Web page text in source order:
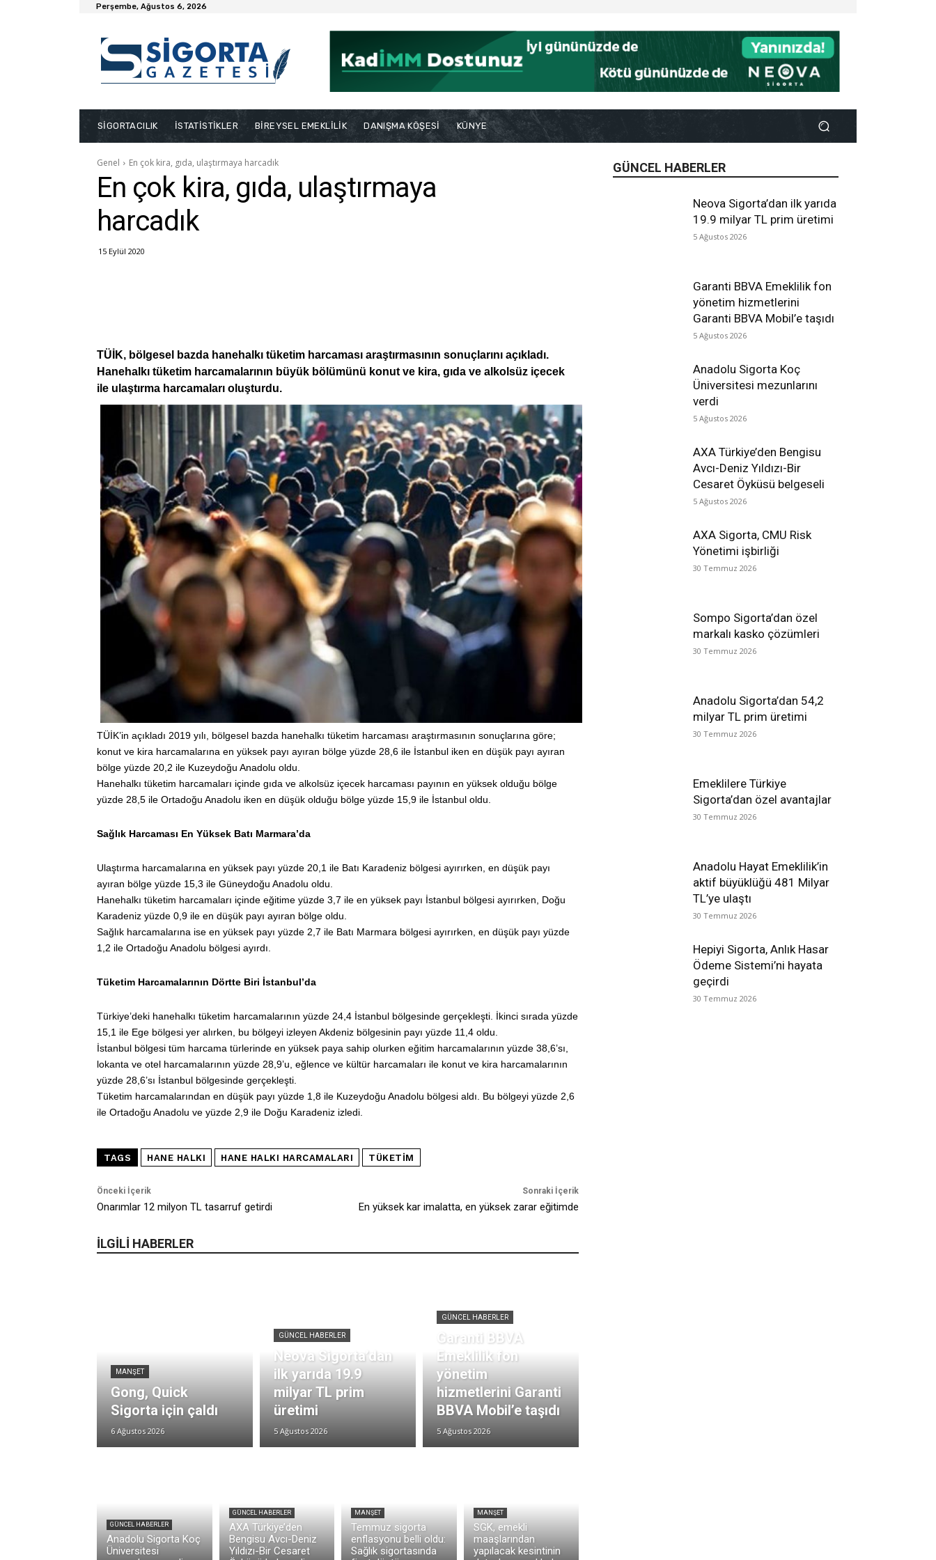
Perşembe, Ağustos 6, 2026
SİGORTACILIK İSTATİSTİKLER BİREYSEL EMEKLİLİK DANIŞMA KÖŞESİ KÜNYE
GÜNCEL HABERLER
Neova Sigorta’dan ilk yarıda
19.9 milyar TL prim üretimi
5 Ağustos 2026
Garanti BBVA Emeklilik fon
yönetim hizmetlerini
Garanti BBVA Mobil’e taşıdı
5 Ağustos 2026
Anadolu Sigorta Koç
Üniversitesi mezunlarını
verdi
5 Ağustos 2026
AXA Türkiye’den Bengisu
Avcı-Deniz Yıldızı-Bir
Cesaret Öyküsü belgeseli
5 Ağustos 2026
AXA Sigorta, CMU Risk
Yönetimi işbirliği
30 Temmuz 2026
Sompo Sigorta’dan özel
markalı kasko çözümleri
30 Temmuz 2026
Anadolu Sigorta’dan 54,2
milyar TL prim üretimi
30 Temmuz 2026
Emeklilere Türkiye
Sigorta’dan özel avantajlar
30 Temmuz 2026
Anadolu Hayat Emeklilik’in
aktif büyüklüğü 481 Milyar
TL’ye ulaştı
30 Temmuz 2026
Hepiyi Sigorta, Anlık Hasar
Ödeme Sistemi’ni hayata
geçirdi
30 Temmuz 2026
Genel En çok kira, gıda, ulaştırmaya harcadık
En çok kira, gıda, ulaştırmaya
harcadık
15 Eylül 2020
TÜİK, bölgesel bazda hanehalkı tüketim harcaması araştırmasının sonuçlarını açıkladı.
Hanehalkı tüketim harcamalarının büyük bölümünü konut ve kira, gıda ve alkolsüz içecek
ile ulaştırma harcamaları oluşturdu.
TÜİK’in açıkladı 2019 yılı, bölgesel bazda hanehalkı tüketim harcaması araştırmasının sonuçlarına göre;
konut ve kira harcamalarına en yüksek payı ayıran bölge yüzde 28,6 ile İstanbul iken en düşük payı ayıran
bölge yüzde 20,2 ile Kuzeydoğu Anadolu oldu.
Hanehalkı tüketim harcamaları içinde gıda ve alkolsüz içecek harcaması payının en yüksek olduğu bölge
yüzde 28,5 ile Ortadoğu Anadolu iken en düşük olduğu bölge yüzde 15,9 ile İstanbul oldu.
Sağlık Harcaması En Yüksek Batı Marmara’da
Ulaştırma harcamalarına en yüksek payı yüzde 20,1 ile Batı Karadeniz bölgesi ayırırken, en düşük payı
ayıran bölge yüzde 15,3 ile Güneydoğu Anadolu oldu.
Hanehalkı tüketim harcamaları içinde eğitime yüzde 3,7 ile en yüksek payı İstanbul bölgesi ayırırken, Doğu
Karadeniz yüzde 0,9 ile en düşük payı ayıran bölge oldu.
Sağlık harcamalarına ise en yüksek payı yüzde 2,7 ile Batı Marmara bölgesi ayırırken, en düşük payı yüzde
1,2 ile Ortadoğu Anadolu bölgesi ayırdı.
Tüketim Harcamalarının Dörtte Biri İstanbul’da
Türkiye’deki hanehalkı tüketim harcamalarının yüzde 24,4 İstanbul bölgesinde gerçekleşti. İkinci sırada yüzde
15,1 ile Ege bölgesi yer alırken, bu bölgeyi izleyen Akdeniz bölgesinin payı yüzde 11,4 oldu.
İstanbul bölgesi tüm harcama türlerinde en yüksek paya sahip olurken eğitim harcamalarının yüzde 38,6’sı,
lokanta ve otel harcamalarının yüzde 28,9’u, eğlence ve kültür harcamaları ile konut ve kira harcamalarının
yüzde 28,6’sı İstanbul bölgesinde gerçekleşti.
Tüketim harcamalarından en düşük payı yüzde 1,8 ile Kuzeydoğu Anadolu bölgesi aldı. Bu bölgeyi yüzde 2,6
ile Ortadoğu Anadolu ve yüzde 2,9 ile Doğu Karadeniz izledi.
TAGS HANE HALKI HANE HALKI HARCAMALARI TÜKETIM
Önceki İçerik
Onarımlar 12 milyon TL tasarruf getirdi
Sonraki İçerik
En yüksek kar imalatta, en yüksek zarar eğitimde
İLGİLİ HABERLER
MANŞET
Gong, Quick
Sigorta için çaldı
6 Ağustos 2026
GÜNCEL HABERLER
Neova Sigorta’dan
ilk yarıda 19.9
milyar TL prim
üretimi
5 Ağustos 2026
GÜNCEL HABERLER
Garanti BBVA
Emeklilik fon
yönetim
hizmetlerini Garanti
BBVA Mobil’e taşıdı
5 Ağustos 2026
GÜNCEL HABERLER
Anadolu Sigorta Koç
Üniversitesi
GÜNCEL HABERLER
AXA Türkiye’den
Bengisu Avcı-Deniz
Yıldızı-Bir Cesaret
MANŞET
Temmuz sigorta
enflasyonu belli oldu:
Sağlık sigortasında
MANŞET
SGK, emekli
maaşlarından
yapılacak kesintinin